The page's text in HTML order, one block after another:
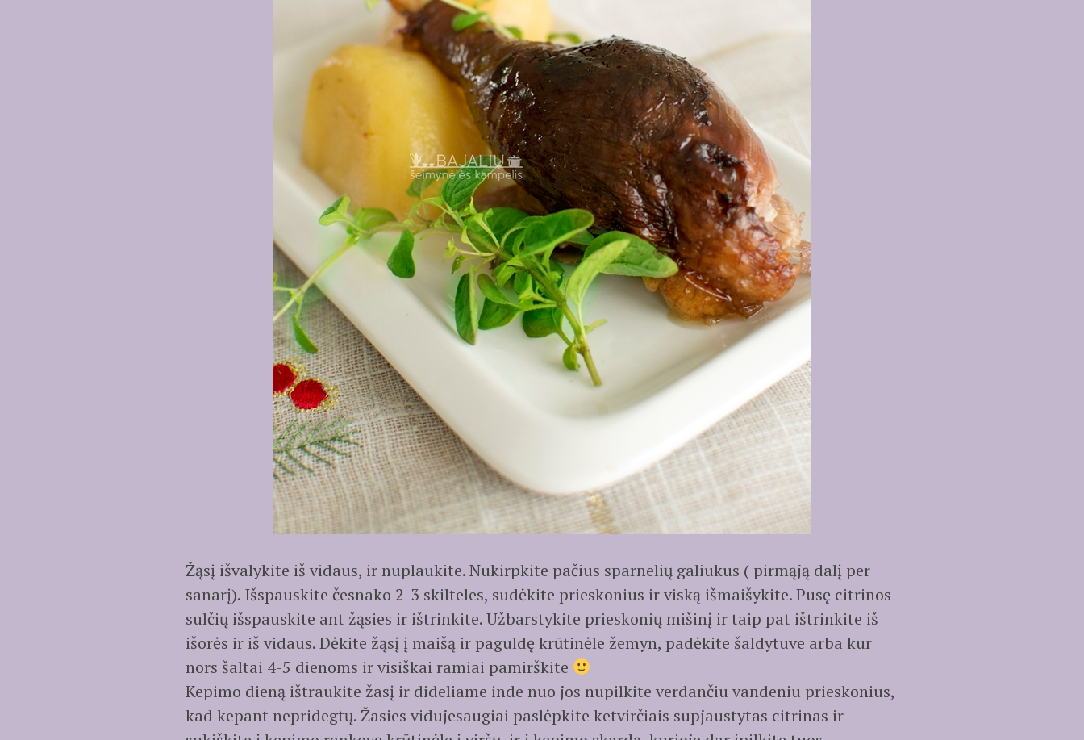
Žąsį išvalykite iš vidaus, ir nuplaukite. Nukirpkite pačius sparnelių galiukus ( pirmąją dalį per
sanarį). Išspauskite česnako 2-3 skilteles, sudėkite prieskonius ir viską išmaišykite. Pusę citrinos
sulčių išspauskite ant žąsies ir ištrinkite. Užbarstykite prieskonių mišinį ir taip pat ištrinkite iš
išorės ir iš vidaus. Dėkite žąsį į maišą ir paguldę krūtinėle žemyn, padėkite šaldytuve arba kur
nors šaltai 4-5 dienoms ir visiškai ramiai pamirškite
Kepimo dieną ištraukite žasį ir dideliame inde nuo jos nupilkite verdančiu vandeniu prieskonius,
kad kepant nepridegtų. Žasies vidujesaugiai paslėpkite ketvirčiais supjaustytas citrinas ir